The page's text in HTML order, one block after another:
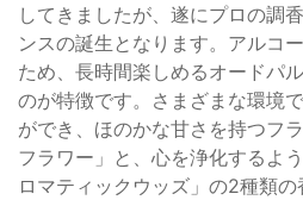
してきましたが、遂にプロの調
ンスの誕生となります。アルコ
ため、長時間楽しめるオードパ
のが特徴です。さまざまな環境
ができ、ほのかな甘さを持つフ
フラワー」と、心を浄化するよ
ロマティックウッズ」の2種類